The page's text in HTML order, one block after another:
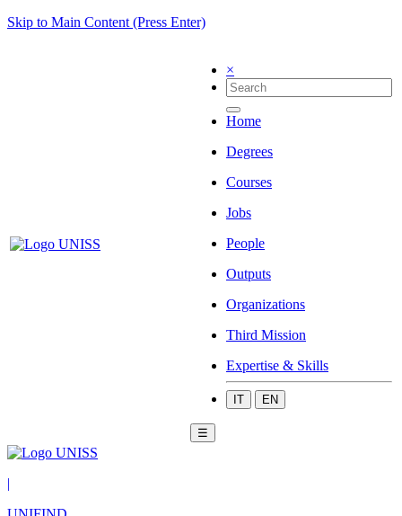
Skip to Main Content (Press Enter)
×
Home
Degrees
Courses
Jobs
People
Outputs
Organizations
Third Mission
Expertise & Skills
IT EN
☰
|